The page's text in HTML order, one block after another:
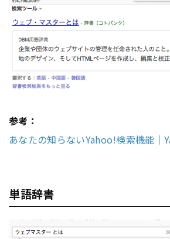
参考：
あなたの知らないYahoo!検索機能｜
単語辞書